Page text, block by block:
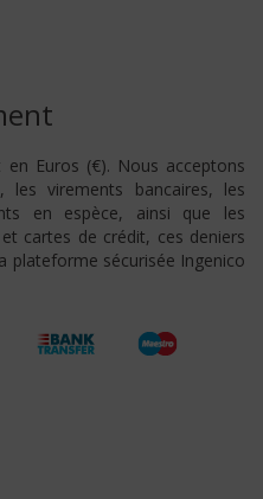
en Euros (€). Nous acceptons
les virements bancaires, les
en espèce, ainsi que les
cartes de crédit, ces deniers
plateforme sécurisée Ingenico